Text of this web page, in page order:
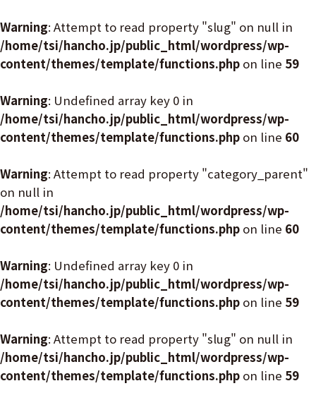
Warning: Attempt to read property "slug" on null in
/home/tsi/hancho.jp/public_html/wordpress/wp-
content/themes/template/functions.php on line 59
Warning: Undefined array key 0 in
/home/tsi/hancho.jp/public_html/wordpress/wp-
content/themes/template/functions.php on line 60
Warning: Attempt to read property "category_parent"
on null in
/home/tsi/hancho.jp/public_html/wordpress/wp-
content/themes/template/functions.php on line 60
Warning: Undefined array key 0 in
/home/tsi/hancho.jp/public_html/wordpress/wp-
content/themes/template/functions.php on line 59
Warning: Attempt to read property "slug" on null in
/home/tsi/hancho.jp/public_html/wordpress/wp-
content/themes/template/functions.php on line 59